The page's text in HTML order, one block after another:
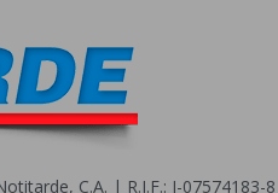
C.A. | R.I.F.: J-07574183-8